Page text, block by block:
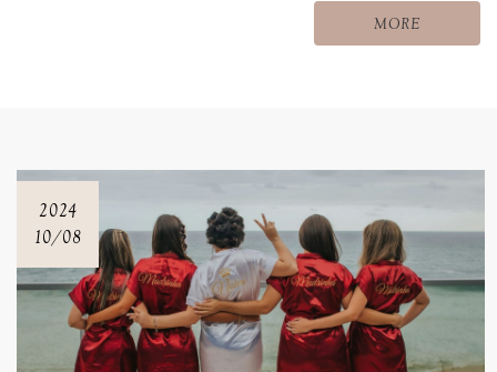
MORE
2024
10/08